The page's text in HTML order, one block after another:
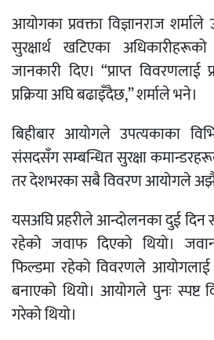
आयोगका प्रवक्ता विज्ञानराज
सुरक्षार्थ खटिएका
जानकारी दिए। “प्राप्त
प्रक्रिया अघि बढाइँदैछ,” शर्माले भने।
बिहीबार आयोगले उपत्यकाका
संसदसँग सम्बन्धित सुरक्षा
तर देशभरका सबै विवरण आयोगले अझै
यसअघि प्रहरीले आन्दोलनका दुई दिन
रहेको जवाफ दिएको थियो।
फिल्डमा रहेको विवरणले आयोगलाई
बनाएको थियो। आयोगले पुनः स्पष्ट
गरेको थियो।